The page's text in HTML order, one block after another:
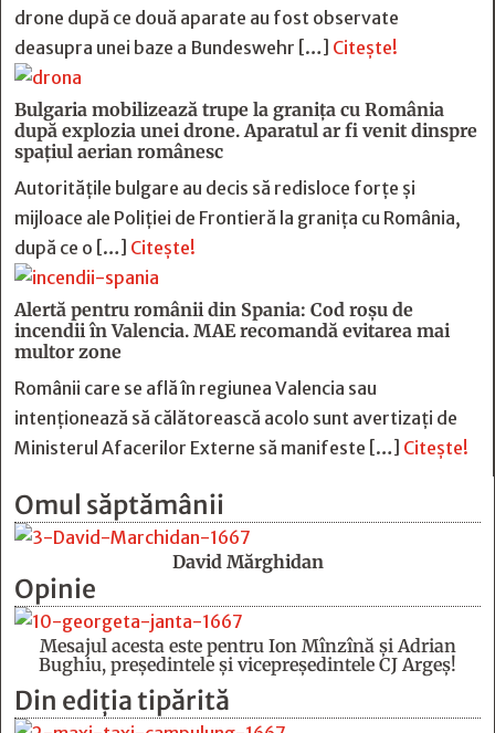
drone după ce două aparate au fost observate
deasupra unei baze a Bundeswehr […] Citește!
Bulgaria mobilizează trupe la granița cu România
după explozia unei drone. Aparatul ar fi venit dinspre
spațiul aerian românesc
Autoritățile bulgare au decis să redisloce forțe și
mijloace ale Poliției de Frontieră la granița cu România,
după ce o […] Citește!
Alertă pentru românii din Spania: Cod roșu de
incendii în Valencia. MAE recomandă evitarea mai
multor zone
Românii care se află în regiunea Valencia sau
intenționează să călătorească acolo sunt avertizați de
Ministerul Afacerilor Externe să manifeste […] Citește!
Omul săptămânii
David Mărghidan
Opinie
Mesajul acesta este pentru Ion Mînzînă şi Adrian
Bughiu, preşedintele şi vicepreşedintele CJ Argeş!
Din ediția tipărită